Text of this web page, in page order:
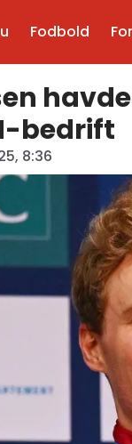
Fodbold
bedrift
8:36